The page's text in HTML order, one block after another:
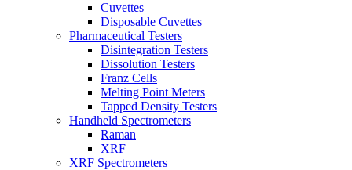
Cuvettes
Disposable Cuvettes
Pharmaceutical Testers
Disintegration Testers
Dissolution Testers
Franz Cells
Melting Point Meters
Tapped Density Testers
Handheld Spectrometers
Raman
XRF
XRF Spectrometers